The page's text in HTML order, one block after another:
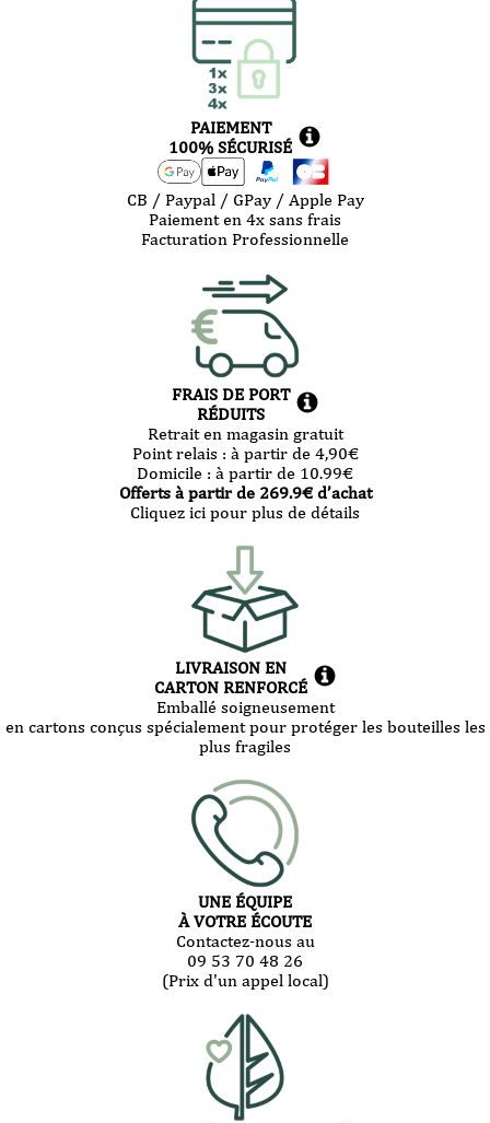
PAIEMENT
100% SÉCURISÉ
CB / Paypal / GPay / Apple Pay
Paiement en 4x sans frais
Facturation Professionnelle
FRAIS DE PORT
RÉDUITS
Retrait en magasin gratuit
Point relais : à partir de 4,90€
Domicile : à partir de 10.99€
Offerts à partir de 269.9€ d’achat
Cliquez ici pour plus de détails
LIVRAISON EN
CARTON RENFORCÉ
Emballé soigneusement
en cartons conçus spécialement pour protéger les bouteilles les
plus fragiles
UNE ÉQUIPE
À VOTRE ÉCOUTE
Contactez-nous au
09 53 70 48 26
(Prix d'un appel local)